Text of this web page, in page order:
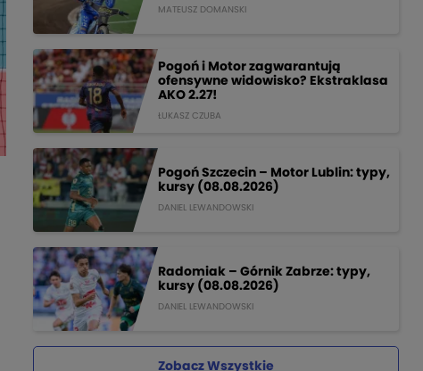
MATEUSZ DOMANSKI
Pogoń i Motor zagwarantują
ofensywne widowisko? Ekstraklasa
AKO 2.27!
ŁUKASZ CZUBA
Pogoń Szczecin – Motor Lublin: typy,
kursy (08.08.2026)
DANIEL LEWANDOWSKI
Radomiak – Górnik Zabrze: typy,
kursy (08.08.2026)
DANIEL LEWANDOWSKI
Zobacz Wszystkie